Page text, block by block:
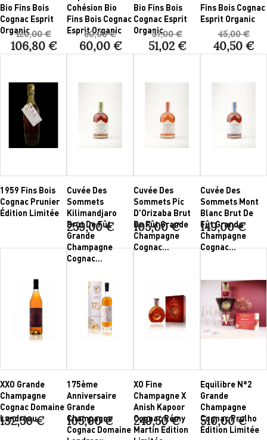
Bio Fins Bois
Cognac Esprit
Organic120,00 €
106,80 €
Cohésion Bio
Fins Bois Cognac
Esprit Organic
80,00 €
60,00 €
Bio Fins Bois
Cognac Esprit
Organic57,00 €
51,02 €
Fins Bois Cognac
Esprit Organic
45,00 €
40,50 €
1959 Fins Bois
Cognac Prunier
Édition Limitée
Cuvée Des
Sommets
Kilimandjaro
Brut De Fût
Grande
Champagne
Cognac...
259,00 €
Cuvée Des
Sommets Pic
D'Orizaba Brut
De Fût Grande
Champagne
Cognac...
105,00 €
Cuvée Des
Sommets Mont
Blanc Brut De
Fût Grande
Champagne
Cognac...
149,00 €
XXO Grande
Champagne
Cognac Domaine
Landreau
132,50 €
175ème
Anniversaire
Grande
Champagne
Cognac Domaine
105,00 €
XO Fine
Champagne X
Anish Kapoor
Cognac Rémy
Martin Édition
249,50 €
Equilibre N°2
Grande
Champagne
Cognac Prulho
Édition Limitée
510,00 €